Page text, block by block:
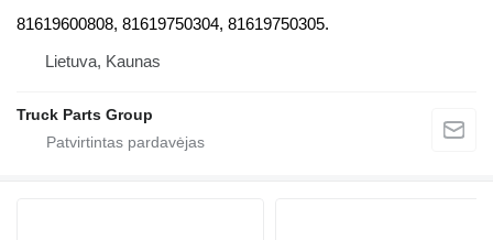
81619600808, 81619750304, 81619750305.
Lietuva, Kaunas
Truck Parts Group